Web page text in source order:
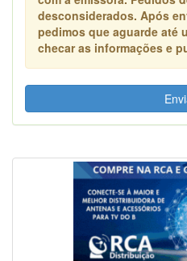
desconsiderados. Após
pedimos que aguarde até
checar as informações e